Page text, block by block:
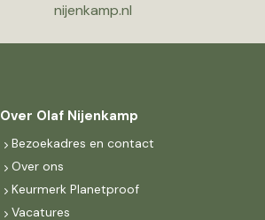
nijenkamp.nl
Over Olaf Nijenkamp
Bezoekadres en contact
Over ons
Keurmerk Planetproof
Vacatures